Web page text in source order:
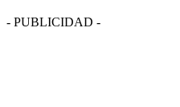
- PUBLICIDAD -